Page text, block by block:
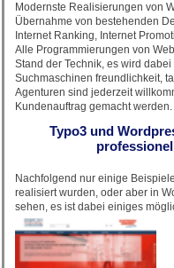
Modernste Realisierungen von
Übernahme von bestehenden
Internet Ranking, Internet
Alle Programmierungen von
Stand der Technik, es wird
Suchmaschinen freundlichkeit,
Agenturen sind jederzeit
Kundenauftrag gemacht werden.
Typo3 und
Nachfolgend nur einige
realisiert wurden, oder aber in
sehen, es ist dabei einiges